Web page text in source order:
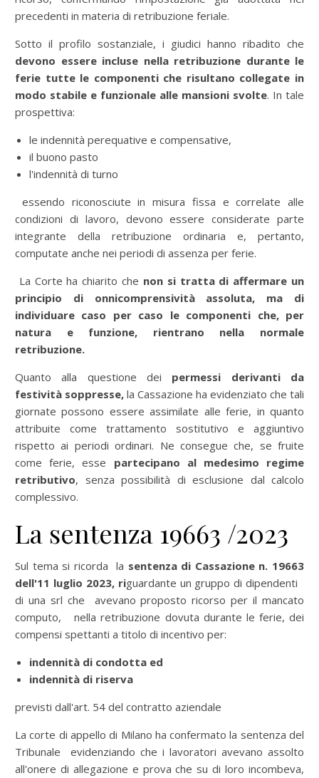
precedenti in materia di retribuzione feriale.
Sotto il profilo sostanziale, i giudici hanno ribadito che
devono essere incluse nella retribuzione durante le
ferie tutte le componenti che risultano collegate in
modo stabile e funzionale alle mansioni svolte. In tale
prospettiva:
le indennità perequative e compensative,
il buono pasto
l'indennità di turno
essendo riconosciute in misura fissa e correlate alle
condizioni di lavoro, devono essere considerate parte
integrante della retribuzione ordinaria e, pertanto,
computate anche nei periodi di assenza per ferie.
La Corte ha chiarito che non si tratta di affermare un
principio di onnicomprensività assoluta, ma di
individuare caso per caso le componenti che, per
natura e funzione, rientrano nella normale
retribuzione.
Quanto alla questione dei permessi derivanti da
festività soppresse, la Cassazione ha evidenziato che tali
giornate possono essere assimilate alle ferie, in quanto
attribuite come trattamento sostitutivo e aggiuntivo
rispetto ai periodi ordinari. Ne consegue che, se fruite
come ferie, esse partecipano al medesimo regime
retributivo, senza possibilità di esclusione dal calcolo
complessivo.
La sentenza 19663 /2023
Sul tema si ricorda la sentenza di Cassazione n. 19663
dell'11 luglio 2023, riguardante un gruppo di dipendenti
di una srl che avevano proposto ricorso per il mancato
computo, nella retribuzione dovuta durante le ferie, dei
compensi spettanti a titolo di incentivo per:
indennità di condotta ed
indennità di riserva
previsti dall'art. 54 del contratto aziendale
La corte di appello di Milano ha confermato la sentenza del
Tribunale evidenziando che i lavoratori avevano assolto
all'onere di allegazione e prova che su di loro incombeva,